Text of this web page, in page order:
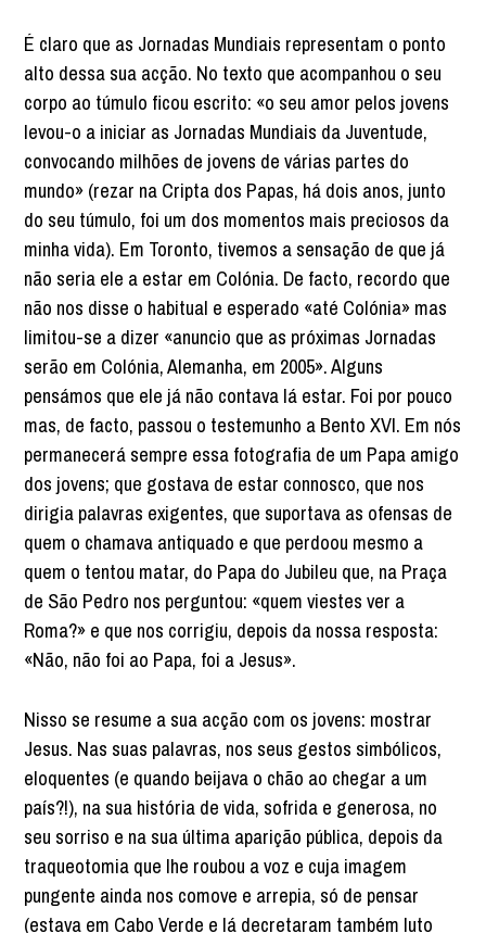
É claro que as Jornadas Mundiais representam o ponto
alto dessa sua acção. No texto que acompanhou o seu
corpo ao túmulo ficou escrito: «o seu amor pelos jovens
levou-o a iniciar as Jornadas Mundiais da Juventude,
convocando milhões de jovens de várias partes do
mundo» (rezar na Cripta dos Papas, há dois anos, junto
do seu túmulo, foi um dos momentos mais preciosos da
minha vida). Em Toronto, tivemos a sensação de que já
não seria ele a estar em Colónia. De facto, recordo que
não nos disse o habitual e esperado «até Colónia» mas
limitou-se a dizer «anuncio que as próximas Jornadas
serão em Colónia, Alemanha, em 2005». Alguns
pensámos que ele já não contava lá estar. Foi por pouco
mas, de facto, passou o testemunho a Bento XVI. Em nós
permanecerá sempre essa fotografia de um Papa amigo
dos jovens; que gostava de estar connosco, que nos
dirigia palavras exigentes, que suportava as ofensas de
quem o chamava antiquado e que perdoou mesmo a
quem o tentou matar, do Papa do Jubileu que, na Praça
de São Pedro nos perguntou: «quem viestes ver a
Roma?» e que nos corrigiu, depois da nossa resposta:
«Não, não foi ao Papa, foi a Jesus».
Nisso se resume a sua acção com os jovens: mostrar
Jesus. Nas suas palavras, nos seus gestos simbólicos,
eloquentes (e quando beijava o chão ao chegar a um
país?!), na sua história de vida, sofrida e generosa, no
seu sorriso e na sua última aparição pública, depois da
traqueotomia que lhe roubou a voz e cuja imagem
pungente ainda nos comove e arrepia, só de pensar
(estava em Cabo Verde e lá decretaram também luto